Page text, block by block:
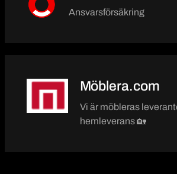
Ansvarsförsäkring
Möblera.com
Vi är möbleras
hemleverans 🏡